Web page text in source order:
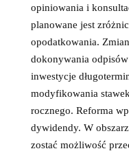
opiniowania i
planowane jest
opodatkowania.
dokonywania
inwestycje
modyfikowania
rocznego. Reforma
dywidendy. W
zostać możliwość